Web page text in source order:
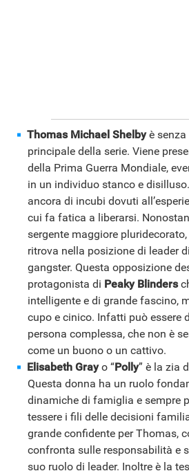
Thomas Michael Shelbyè senza
principale della serie. Viene
della Prima Guerra Mondiale,
in un individuo stanco e
ancora di incubi dovuti
cui fa fatica a liberarsi.
sergente maggiore
ritrova nella posizione di leader
gangster. Questa opposizione
protagonista di Peaky Blinders
intelligente e di grande fascino,
cupo e cinico. Infatti può essere
persona complessa, che non è
come un buono o un cattivo.
Elisabeth Grayo “Polly” è la zia
Questa donna ha un ruolo
dinamiche di famiglia e sempre
tessere i fili delle decisioni
grande confidente per Thomas,
confronta sulle responsabilità e
suo ruolo di leader. Inoltre è la